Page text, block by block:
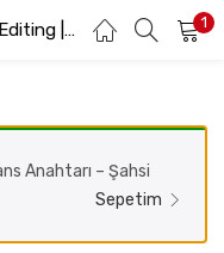
ACDSee Video Studio 3 Video Editing | 1 Yıl | Lisans Anahtarı | 1 PC 1
KAYIT OL
Anahtarı – Şahsi
Sepetim